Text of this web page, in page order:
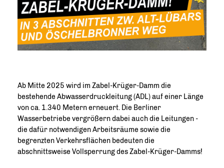
Ab Mitte 2025 wird im Zabel-Krüger-Damm die
bestehende Abwasserdruckleitung (ADL) auf einer Länge
von ca. 1.340 Metern erneuert. Die Berliner
Wasserbetriebe vergrößern dabei auch die Leitungen -
die dafür notwendigen Arbeitsräume sowie die
begrenzten Verkehrsflächen bedeuten die
abschnittsweise Vollsperrung des Zabel-Krüger-Damms!